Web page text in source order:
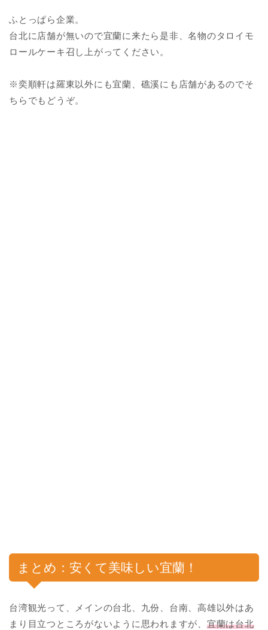
ふとっぱら企業。
台北に店舗が無いので宜蘭に来たら是非、名物のタロイモ
ロールケーキ召し上がってください。
※奕順軒は羅東以外にも宜蘭、礁溪にも店舗があるのでそ
ちらでもどうぞ。
まとめ：安くて美味しい宜蘭！
台湾観光って、メインの台北、九份、台南、高雄以外はあ
まり目立つところがないように思われますが、 宜蘭は台北